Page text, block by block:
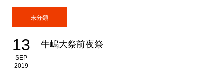
未分類
13
SEP
2019
牛嶋大祭前夜祭